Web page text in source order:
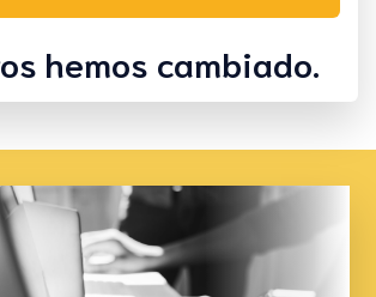
hemos cambiado.